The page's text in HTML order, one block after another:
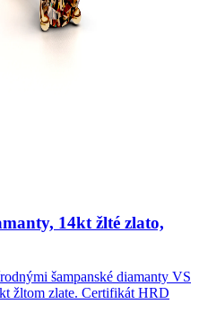
14kt žlté zlato,
šampanské diamanty VS
žltom zlate. Certifikát HRD